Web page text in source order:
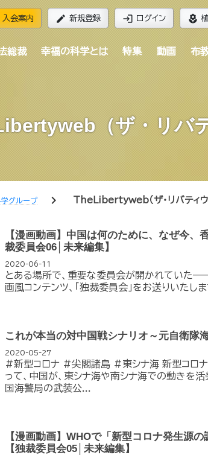
入会案内 edit 新規登録 login ログイン local_florist
総裁 幸福の科学とは 特集 動画 布
（ザ・リバ
グループ chevron_right TheLibertyweb（ザ・リバティウ
【漫画動画】中国は何のために、なぜ今
裁委員会06│未来編集】
2020-06-11
とある場所で、重要な委員会が開かれていた
画風コンテンツ、「独裁委員会」をお送りいたしま
これが本当の対中国戦シナリオ～元自衛隊
2020-05-27
#新型コロナ #尖閣諸島 #東シナ海 新型コロナ
って、中国が、東シナ海や南シナ海での動きを
国海警局の武装公...
【漫画動画】WHOで「新型コロナ発生源
【独裁委員会05│未来編集】